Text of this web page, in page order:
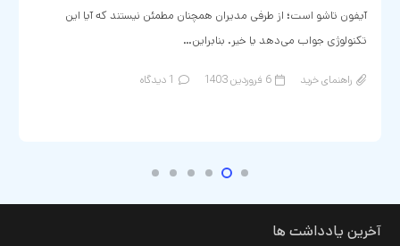
آیفون تاشو است؛ از طرفی مدیران همچنان مطمئن نیستند که آیا این
تکنولوژی جواب می‌دهد یا خیر. بنابراین…
راهنمای خرید 6 فروردین 1403 1 دیدگاه
آخرین یادداشت ها